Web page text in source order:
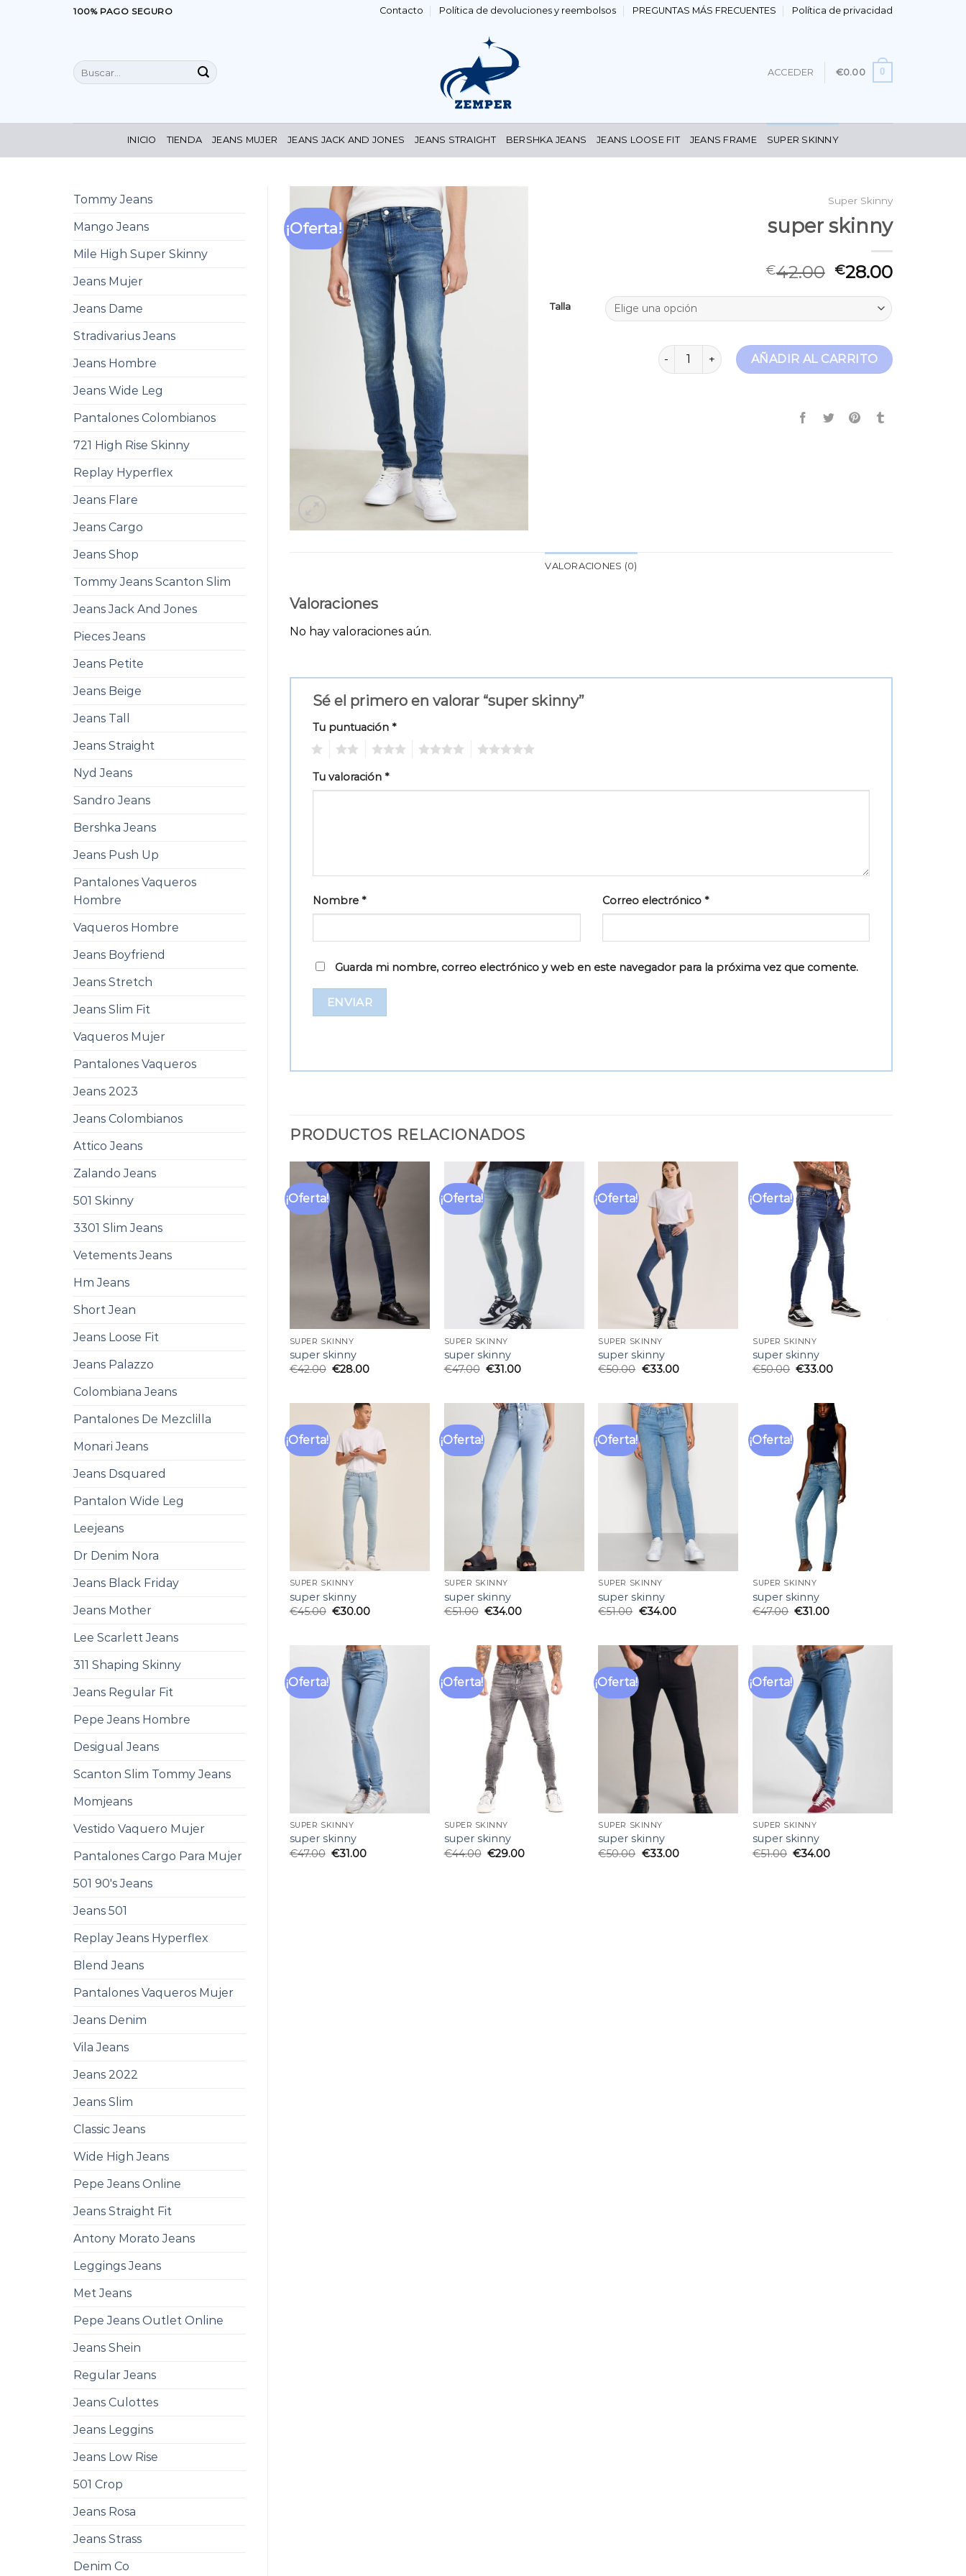
100% PAGO SEGURO Contacto Política de devoluciones y reembolsos PREGUNTAS MÁS FRECUENTES Política de privacidad
Buscar
por:
ACCEDER €0.00 0
INICIO TIENDA JEANS MUJER JEANS JACK AND JONES JEANS STRAIGHT BERSHKA JEANS JEANS LOOSE FIT JEANS FRAME SUPER SKINNY
Tommy Jeans
Mango Jeans
Mile High Super Skinny
Jeans Mujer
Jeans Dame
Stradivarius Jeans
Jeans Hombre
Jeans Wide Leg
Pantalones Colombianos
721 High Rise Skinny
Replay Hyperflex
Jeans Flare
Jeans Cargo
Jeans Shop
Tommy Jeans Scanton Slim
Jeans Jack And Jones
Pieces Jeans
Jeans Petite
Jeans Beige
Jeans Tall
Jeans Straight
Nyd Jeans
Sandro Jeans
Bershka Jeans
Jeans Push Up
Pantalones Vaqueros
Hombre
Vaqueros Hombre
Jeans Boyfriend
Jeans Stretch
Jeans Slim Fit
Vaqueros Mujer
Pantalones Vaqueros
Jeans 2023
Jeans Colombianos
Attico Jeans
Zalando Jeans
501 Skinny
3301 Slim Jeans
Vetements Jeans
Hm Jeans
Short Jean
Jeans Loose Fit
Jeans Palazzo
Colombiana Jeans
Pantalones De Mezclilla
Monari Jeans
Jeans Dsquared
Pantalon Wide Leg
Leejeans
Dr Denim Nora
Jeans Black Friday
Jeans Mother
Lee Scarlett Jeans
311 Shaping Skinny
Jeans Regular Fit
Pepe Jeans Hombre
Desigual Jeans
Scanton Slim Tommy Jeans
Momjeans
Vestido Vaquero Mujer
Pantalones Cargo Para Mujer
501 90's Jeans
Jeans 501
Replay Jeans Hyperflex
Blend Jeans
Pantalones Vaqueros Mujer
Jeans Denim
Vila Jeans
Jeans 2022
Jeans Slim
Classic Jeans
Wide High Jeans
Pepe Jeans Online
Jeans Straight Fit
Antony Morato Jeans
Leggings Jeans
Met Jeans
Pepe Jeans Outlet Online
Jeans Shein
Regular Jeans
Jeans Culottes
Jeans Leggins
Jeans Low Rise
501 Crop
Jeans Rosa
Jeans Strass
Denim Co
¡Oferta!
Super Skinny
super skinny
€42.00 €28.00
Talla
super skinny cantidadAÑADIR AL CARRITO
VALORACIONES (0)
Valoraciones
No hay valoraciones aún.
Sé el primero en valorar “super skinny”
Tu puntuación *
Tu valoración *
Nombre * Correo electrónico *
Guarda mi nombre, correo electrónico y web en este navegador para la próxima vez que comente.
PRODUCTOS RELACIONADOS
¡Oferta!
SUPER SKINNY
super skinny
€42.00 €28.00
¡Oferta!
Añadir
SUPER SKINNY
super skinny
€47.00 €31.00
¡Oferta!
SUPER SKINNY
super skinny
€50.00 €33.00
¡Oferta!
SUPER SKINNY
super skinny
€50.00 €33.00
¡Oferta!
SUPER SKINNY
super skinny
€45.00 €30.00
¡Oferta!
Añadir
SUPER SKINNY
super skinny
€51.00 €34.00
¡Oferta!
SUPER SKINNY
super skinny
€51.00 €34.00
¡Oferta!
SUPER SKINNY
super skinny
€47.00 €31.00
¡Oferta!
SUPER SKINNY
super skinny
€47.00 €31.00
¡Oferta!
Añadir
a la
deseos
SUPER SKINNY
super skinny
€44.00 €29.00
¡Oferta!
SUPER SKINNY
super skinny
€50.00 €33.00
¡Oferta!
SUPER SKINNY
super skinny
€51.00 €34.00